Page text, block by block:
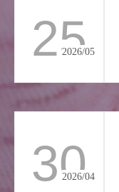
家门，我
绪”的柔
柔结界”
逃离，换
让外界紧
呼吸慢下
所有情绪
25
2026/05
30
2026/04